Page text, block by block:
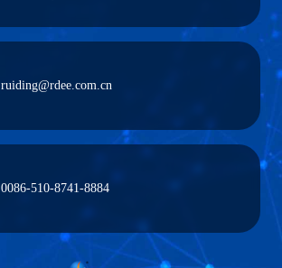
ruiding@rdee.com.cn
0086-510-8741-8884